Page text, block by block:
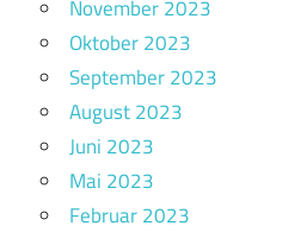
November 2023
Oktober 2023
September 2023
August 2023
Juni 2023
Mai 2023
Februar 2023